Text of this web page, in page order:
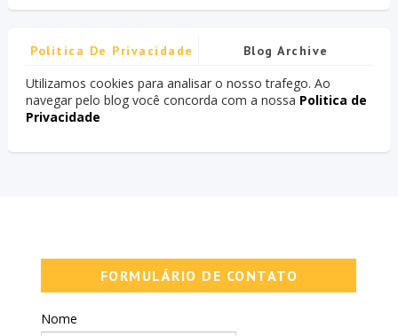
Politica De Privacidade Blog Archive
Utilizamos cookies para analisar o nosso trafego. Ao
navegar pelo blog você concorda com a nossa Politica de
Privacidade
FORMULÁRIO DE CONTATO
Nome